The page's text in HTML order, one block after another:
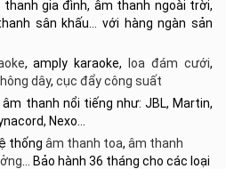
gia đình, âm thanh ngoài trời,
sân khấu… với hàng ngàn sản
, amply karaoke,loa đám cưới,
dây, cục đẩy công suất
thanh nổi tiếng như: JBL, Martin,
Nexo…
thống âm thanh toa, âm thanh
… Bảo hành 36 tháng cho các loại